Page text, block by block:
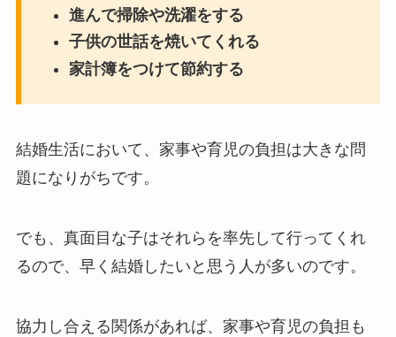
進んで掃除や洗濯をする
子供の世話を焼いてくれる
家計簿をつけて節約する
結婚生活において、家事や育児の負担は大きな問
題になりがちです。
でも、真面目な子はそれらを率先して行ってくれ
るので、早く結婚したいと思う人が多いのです。
協力し合える関係があれば、家事や育児の負担も